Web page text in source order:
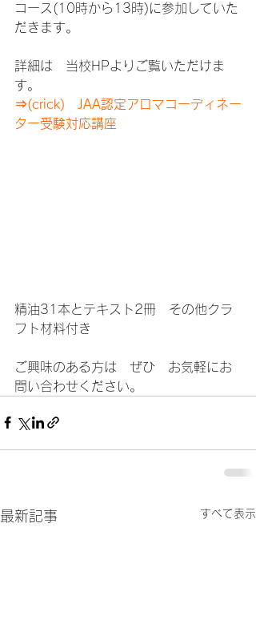
コース(10時から13時)に参加していた
だきます。
詳細は　当校HPよりご覧いただけま
す。
⇒(crick)　JAA認定アロマコーディネー
ター受験対応講座
精油31本とテキスト2冊　その他クラ
フト材料付き
ご興味のある方は　ぜひ　お気軽にお
最新記事 すべて表示